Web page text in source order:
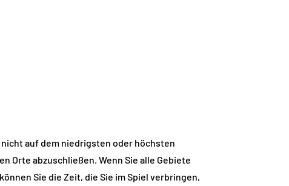
auf dem niedrigsten oder höchsten
Orte abzuschließen. Wenn Sie alle Gebiete
Sie die Zeit, die Sie im Spiel verbringen,